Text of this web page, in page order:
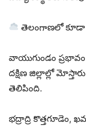
తెలంగాణలో కూడా
వాయుగుండం
దక్షిణ జిల్లాల్లో
తెలిపింది.
భద్రాద్రి